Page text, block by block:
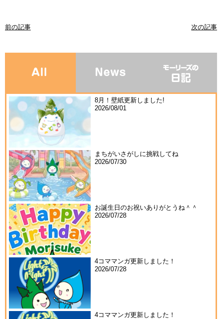
前の記事 次の記事
8月！壁紙更新しました!
2026/08/01
まちがいさがしに挑戦してね
2026/07/30
お誕生日のお祝いありがとうね＾＾
2026/07/28
4コママンガ更新しました！
2026/07/28
4コママンガ更新しました！